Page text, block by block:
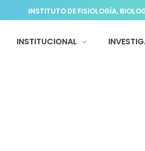
INSTITUTO DE FISIOLOGÍA,
INSTITUCIONAL